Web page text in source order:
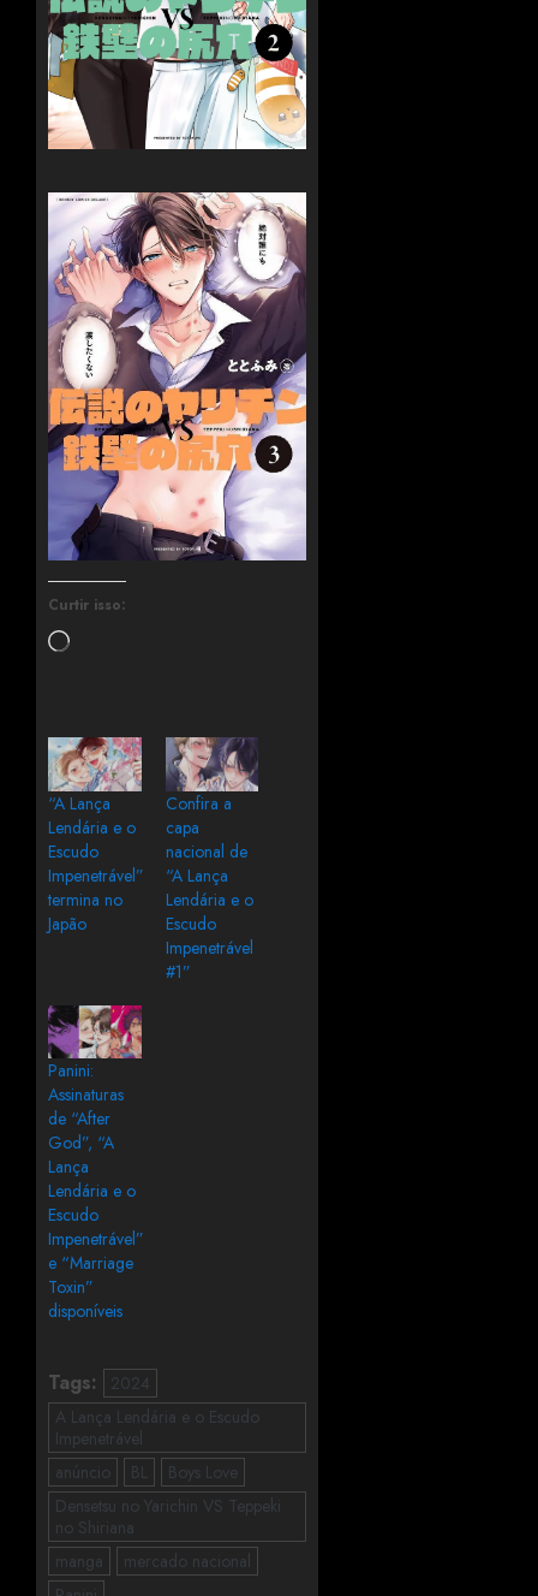
Curtir isso:
“A Lança
Lendária e o
Escudo
Impenetrável”
termina no
Japão
Confira a
capa
nacional de
“A Lança
Lendária e o
Escudo
Impenetrável
#1”
Panini:
Assinaturas
de “After
God”, “A
Lança
Lendária e o
Escudo
Impenetrável”
e “Marriage
Toxin”
disponíveis
Tags:
2024
A Lança Lendária e o Escudo
Impenetrável
anúncio
BL
Boys Love
Densetsu no Yarichin VS Teppeki
no Shiriana
manga
mercado nacional